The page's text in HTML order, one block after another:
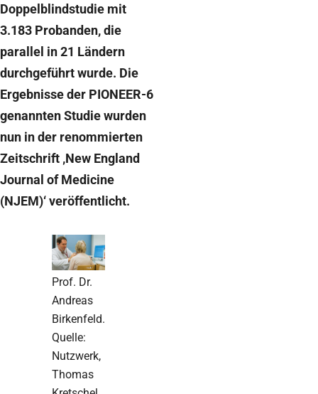
Doppelblindstudie mit
3.183 Probanden, die
parallel in 21 Ländern
durchgeführt wurde. Die
Ergebnisse der PIONEER-6
genannten Studie wurden
nun in der renommierten
Zeitschrift ‚New England
Journal of Medicine
(NJEM)‘ veröffentlicht.
Prof. Dr.
Andreas
Birkenfeld.
Quelle:
Nutzwerk,
Thomas